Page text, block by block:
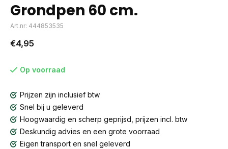
Grondpen 60 cm.
Art.nr: 444853535
€4,95
Op voorraad
Prijzen zijn inclusief btw
Snel bij u geleverd
Hoogwaardig en scherp geprijsd, prijzen incl. btw
Deskundig advies en een grote voorraad
Eigen transport en snel geleverd